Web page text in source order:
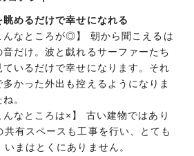
眺めるだけで幸せになれる
んなところが◎】 朝から聞こえるは
音だけ。波と戯れるサーファーたち
ているだけで幸せになります。それ
多かった外出も控えるようになりま
。
んなところは×】 古い建物ではあり
共有スペースも工事を行い、とても
まはとくにありません。